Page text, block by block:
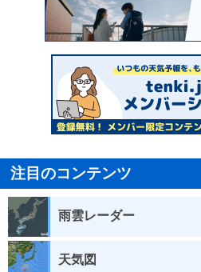
注目のコンテンツ
雨雲レーダー
天気図